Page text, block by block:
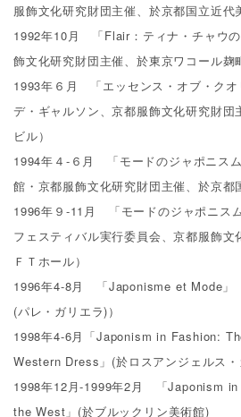
服飾文化研究財団主催、於京都国立近代
1992年10月 「Flair：ティナ・チャウ
飾文化研究財団主催、於東京ワコール麹
1993年６月 「エッセンス・オブ・クオ
デ・ギャルソン、京都服飾文化研究財団
ビル）
1994年４-６月 「モードのジャポニス
館・京都服飾文化研究財団主催、於京都
1996年９-11月 「モードのジャポニス
フェスティバル実行委員会、京都服飾文
ＦＴホール）
1996年4-8月 「Japonisme et Mode」
(パレ・ガリエラ)）
1998年4-6月「Japonism in Fashion:
Western Dress」(於ロスアンジェルス
1998年12月-1999年2月 「Japonism
the West」(於ブルックリン美術館)